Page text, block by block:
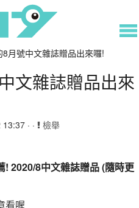
8月號中文雜誌贈品出來囉!
文雜誌贈品出來
· · 檢舉
! 2020/8中文雜誌贈品 (隨時更
看喔